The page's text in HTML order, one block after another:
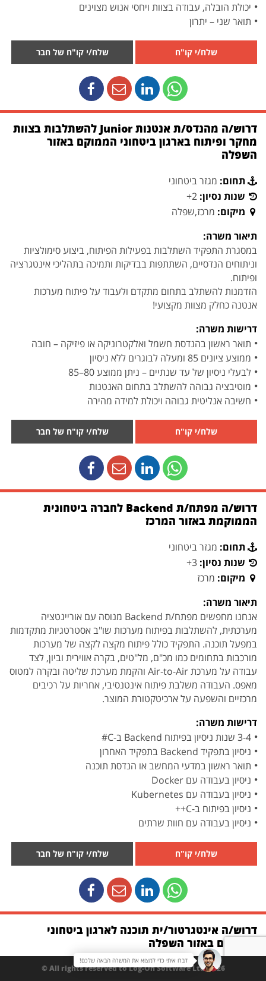
יכולת הובלה, עבודה בצוות ויחסי אנוש מצוינים
תואר שני – יתרון
שלח/י קו"ח שלח/י קו"ח של חבר
דרוש/ה מהנדס/ת אנטנות Junior להשתלבות בצוות
מחקר ופיתוח בארגון ביטחוני הממוקם באזור
השפלה
תחום: מגזר ביטחוני
שנות נסיון: 2+
מיקום: מרכז,שפלה
תיאור משרה:
במסגרת התפקיד השתלבות בפעילות הפיתוח, ביצוע סימולציות
וניתוחים הנדסיים, השתתפות בבדיקות ותמיכה בתהליכי אינטגרציה
ופיתוח.
הזדמנות להשתלב בתחום מתקדם ולעבוד על פיתוח מערכות
אנטנה כחלק מצוות מקצועי!
דרישות משרה:
תואר ראשון בהנדסת חשמל ואלקטרוניקה או פיזיקה – חובה
ממוצע ציונים 85 ומעלה לבוגרים ללא ניסיון
לבעלי ניסיון של עד שנתיים – ניתן ממוצע 80–85
מוטיבציה גבוהה להשתלב בתחום האנטנות
חשיבה אנליטית גבוהה ויכולת למידה מהירה
שלח/י קו"ח שלח/י קו"ח של חבר
דרוש/ה מפתח/ת Backend לחברה ביטחונית
הממוקמת באזור המרכז
תחום: מגזר ביטחוני
שנות נסיון: 3+
מיקום: מרכז
תיאור משרה:
אנחנו מחפשים מפתח/ת Backend מנוסה עם אוריינטציה
מערכתית, להשתלבות בפיתוח מערכות שו"ב אסטרטגיות מתקדמות
במפעל תוכנה. התפקיד כולל פיתוח מקצה לקצה של מערכות
מורכבות בתחומים כמו מכ"ם, מל"טים, בקרה אווירית וביון, לצד
עבודה על מערכת Air-to-Air והקמת מערכת שליטה ובקרה למטוס
מאפס. העבודה משלבת פיתוח אינטנסיבי, אחריות על רכיבים
מרכזיים והשפעה על ארכיטקטורת המוצר.
דרישות משרה:
3-4 שנות ניסיון בפיתוח Backend ב-C#
ניסיון בתפקיד Backend בתפקיד האחרון
תואר ראשון במדעי המחשב או הנדסת תוכנה
ניסיון בעבודה עם Docker
ניסיון בעבודה עם Kubernetes
ניסיון בפיתוח ב-C++
ניסיון בעבודה עם חוות שרתים
שלח/י קו"ח שלח/י קו"ח של חבר
דרוש/ה אינטגרטור/ית תוכנה לארגון ביטחוני
הממוקם באזור השפלה
תחום:מגזר ביטחוני
All rights reserved to Log-On Software Ltd. 2026 ©
דברו איתי כדי למצוא את המשרה הבאה שלכם!